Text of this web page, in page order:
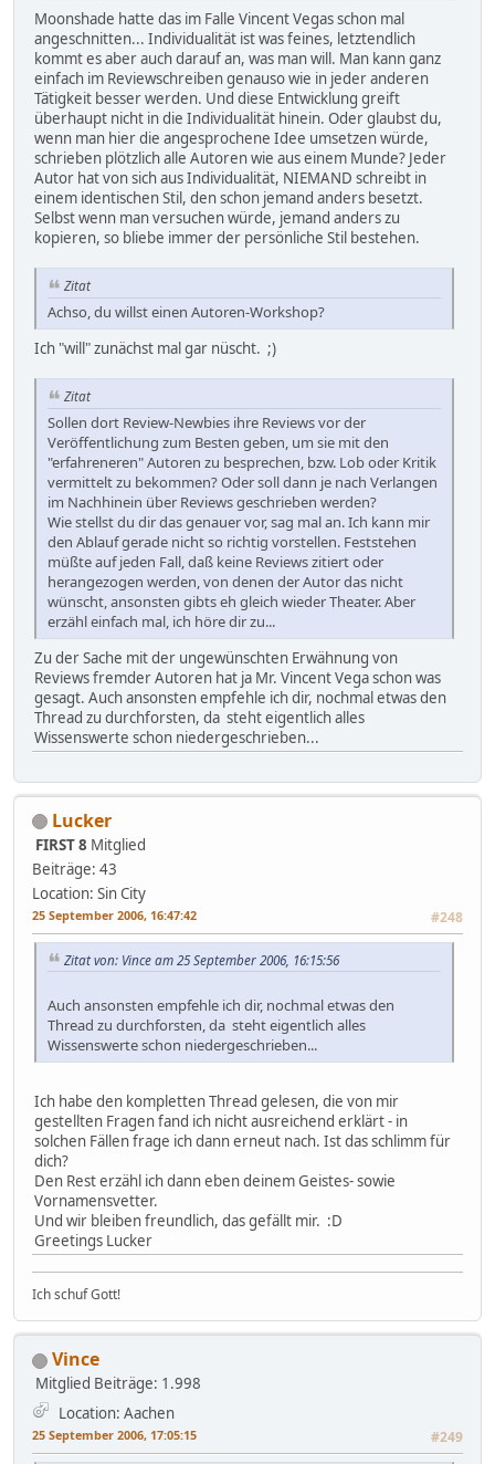
Moonshade hatte das im Falle Vincent Vegas schon mal
angeschnitten... Individualität ist was feines, letztendlich
kommt es aber auch darauf an, was man will. Man kann ganz
einfach im Reviewschreiben genauso wie in jeder anderen
Tätigkeit besser werden. Und diese Entwicklung greift
überhaupt nicht in die Individualität hinein. Oder glaubst du,
wenn man hier die angesprochene Idee umsetzen würde,
schrieben plötzlich alle Autoren wie aus einem Munde? Jeder
Autor hat von sich aus Individualität, NIEMAND schreibt in
einem identischen Stil, den schon jemand anders besetzt.
Selbst wenn man versuchen würde, jemand anders zu
kopieren, so bliebe immer der persönliche Stil bestehen.
Zitat
Achso, du willst einen Autoren-Workshop?
Ich "will" zunächst mal gar nüscht. ;)
Zitat
Sollen dort Review-Newbies ihre Reviews vor der
Veröffentlichung zum Besten geben, um sie mit den
"erfahreneren" Autoren zu besprechen, bzw. Lob oder Kritik
vermittelt zu bekommen? Oder soll dann je nach Verlangen
im Nachhinein über Reviews geschrieben werden?
Wie stellst du dir das genauer vor, sag mal an. Ich kann mir
den Ablauf gerade nicht so richtig vorstellen. Feststehen
müßte auf jeden Fall, daß keine Reviews zitiert oder
herangezogen werden, von denen der Autor das nicht
wünscht, ansonsten gibts eh gleich wieder Theater. Aber
erzähl einfach mal, ich höre dir zu...
Zu der Sache mit der ungewünschten Erwähnung von
Reviews fremder Autoren hat ja Mr. Vincent Vega schon was
gesagt. Auch ansonsten empfehle ich dir, nochmal etwas den
Thread zu durchforsten, da steht eigentlich alles
Wissenswerte schon niedergeschrieben...
Lucker
FIRST 8 Mitglied
Beiträge: 43
Location: Sin City
25 September 2006, 16:47:42 #248
Zitat von: Vince am 25 September 2006, 16:15:56
Auch ansonsten empfehle ich dir, nochmal etwas den
Thread zu durchforsten, da steht eigentlich alles
Wissenswerte schon niedergeschrieben...
Ich habe den kompletten Thread gelesen, die von mir
gestellten Fragen fand ich nicht ausreichend erklärt - in
solchen Fällen frage ich dann erneut nach. Ist das schlimm für
dich?
Den Rest erzähl ich dann eben deinem Geistes- sowie
Vornamensvetter.
Und wir bleiben freundlich, das gefällt mir. :D
Greetings Lucker
Ich schuf Gott!
Vince
Mitglied Beiträge: 1.998
Location: Aachen
25 September 2006, 17:05:15 #249